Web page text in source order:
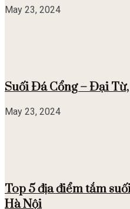
May 23, 2024
Suối Đá Cổng – Đại
May 23, 2024
Top 5 địa điểm tắm
Hà Nội